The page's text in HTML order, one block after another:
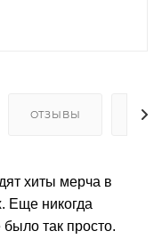
ОТЗЫВЫ
хиты мерча в
Еще никогда
было так просто.